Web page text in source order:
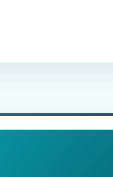
roku dla Gedeon